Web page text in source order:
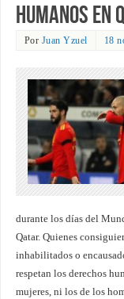
Humanos en
Por Juan Yzuel 18
durante los días del
Qatar. Quienes
inhabilitados o
respetan los derechos
mujeres, ni los de los